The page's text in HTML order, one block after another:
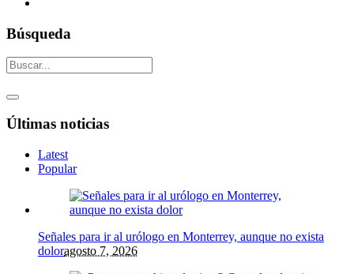
Búsqueda
Últimas noticias
Latest
Popular
Señales para ir al urólogo en Monterrey, aunque no exista
doloragosto 7, 2026